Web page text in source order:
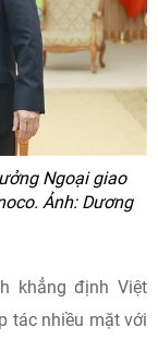
Ngoại giao
Ảnh: Dương
khẳng định Việt
tác nhiều mặt với